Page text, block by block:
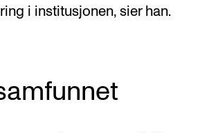
i institusjonen, sier han.